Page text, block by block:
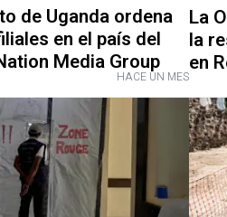
de Uganda ordena
en el país del
Media Group
HACE UN MES
La
la
en